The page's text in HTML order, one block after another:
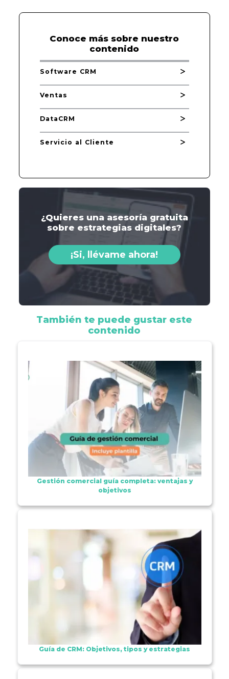
Conoce más sobre nuestro
contenido
Software CRM
Ventas
DataCRM
Servicio al Cliente
¿Quieres una asesoría gratuita
sobre estrategias digitales?
¡Si, llévame ahora!
También te puede gustar este
contenido
Gestión comercial guía completa: ventajas y
objetivos
Guía de CRM: Objetivos, tipos y estrategias